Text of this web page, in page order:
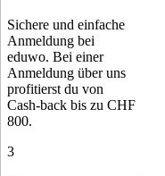
Sichere und einfache
Anmeldung bei
eduwo. Bei einer
Anmeldung über uns
profitierst du von
Cash-back bis zu CHF
800.
3